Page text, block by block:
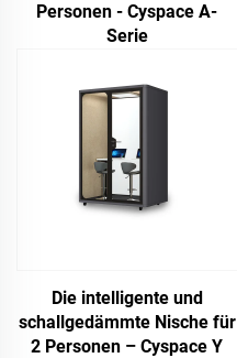
Personen - Cyspace A-
Serie
Die intelligente und
schallgedämmte Nische für
2 Personen – Cyspace Y